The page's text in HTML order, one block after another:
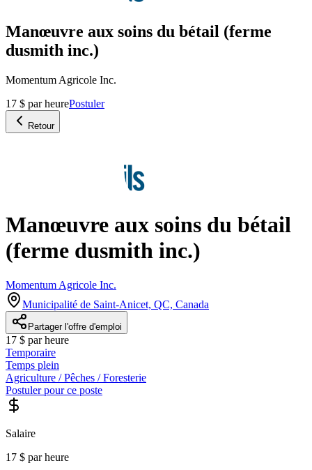
Manœuvre aux soins du bétail (ferme
dusmith inc.)
Momentum Agricole Inc.
17 $ par heurePostuler
Retour
Manœuvre aux soins du bétail
(ferme dusmith inc.)
Momentum Agricole Inc.
Municipalité de Saint-Anicet, QC, Canada
Partager l'offre d'emploi
17 $ par heure
Temporaire
Temps plein
Agriculture / Pêches / Foresterie
Postuler pour ce poste
Salaire
17 $ par heure